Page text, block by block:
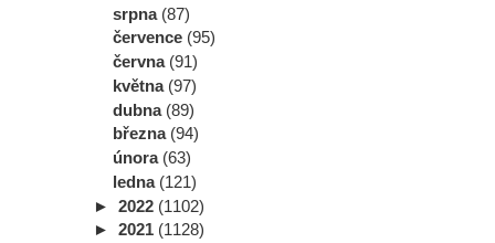
srpna (87)
července (95)
června (91)
května (97)
dubna (89)
března (94)
února (63)
ledna (121)
► 2022 (1102)
► 2021 (1128)